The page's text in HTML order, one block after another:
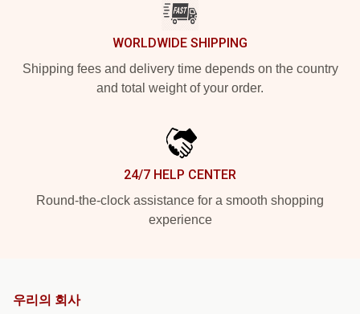
WORLDWIDE SHIPPING
Shipping fees and delivery time depends on the country
and total weight of your order.
24/7 HELP CENTER
Round-the-clock assistance for a smooth shopping
experience
우리의 회사